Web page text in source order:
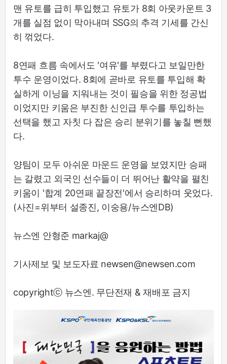
맨 유토를 급히 투입했고 유토가 8회 아웃카운트 3
개를 실점 없이 막아내며 SSG의 추격 기세를 간신
히 꺾었다.
8연패 흐름 속에서도 '여유'를 부렸다고 보일만한
투수 운영이었다. 8회에 곧바로 유토를 투입해 확
실하게 이닝을 지워내는 것이 필승을 위한 정공법
이었지만 키움은 부진한 신인급 투수를 투입하는
선택을 했고 자칫 다 잡은 승리 분위기를 놓칠 뻔했
다.
양팀이 모두 아쉬운 마운드 운영을 보였지만 승패
는 갈렸고 외국인 선수들이 더 뛰어난 활약을 펼친
키움이 '합계 20연패 끝장전'에서 승리하며 웃었다.
(사진=위부터 설종진, 이숭용/뉴스엔DB)
뉴스엔 안형준 markaj@
기사제보 및 보도자료 newsen@newsen.com
copyrightⓒ 뉴스엔. 무단전재 & 재배포 금지